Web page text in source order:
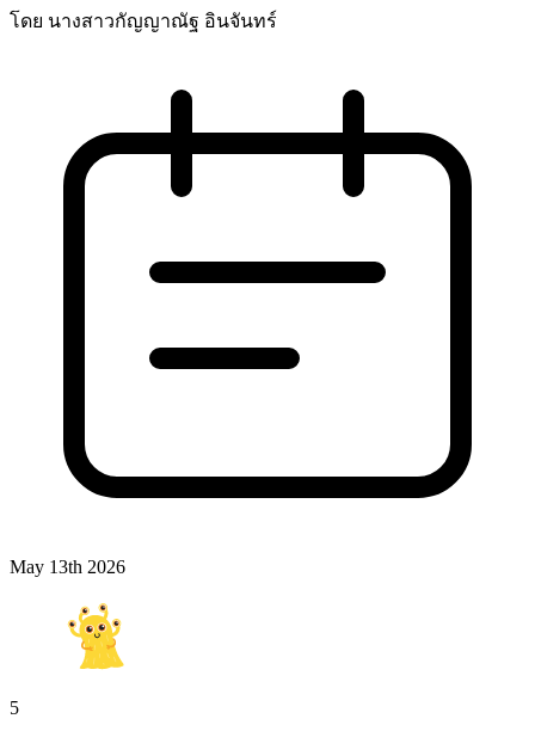
โดย นางสาวกัญญาณัฐ อินจันทร์
May 13th 2026
5